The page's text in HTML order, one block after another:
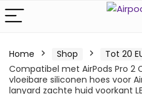
Home Shop Tot 20
Compatibel met AirPods Pro 2
vloeibare siliconen hoes voor
lanyard zachte huid voorkant